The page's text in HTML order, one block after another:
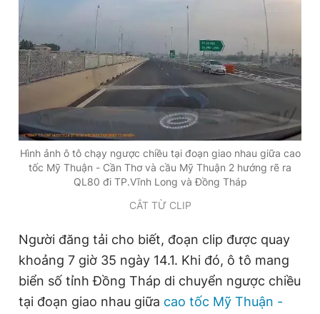
Đọc Thanh Niên trên điện thoại
Theo dõi báo trên
Hotline
0906 645 777
Liên hệ quảng cáo
0908 780 404
Tổng biên tập: Nguyễn Ngọc Toàn
Phó tổng biên tập thường trực: Hải Thành
Phó tổng biên tập: Lâm Hiếu Dũng
Phó tổng biên tập: Trần Việt Hưng
Tổng thư ký tòa soạn: Đức Trung
Hình ảnh ô tô chạy ngược chiều tại đoạn giao nhau giữa cao
tốc Mỹ Thuận - Cần Thơ và cầu Mỹ Thuận 2 hướng rẽ ra
QL80 đi TP.Vĩnh Long và Đồng Tháp
CẮT TỪ CLIP
Người đăng tải cho biết, đoạn clip được quay
khoảng 7 giờ 35 ngày 14.1. Khi đó, ô tô mang
biển số tỉnh Đồng Tháp di chuyển ngược chiều
tại đoạn giao nhau giữa cao tốc Mỹ Thuận -